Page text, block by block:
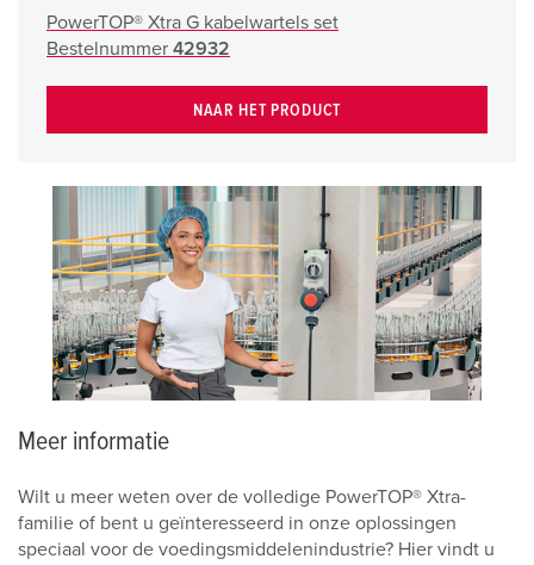
PowerTOP® Xtra G kabelwartels set
Bestelnummer 42932
NAAR HET PRODUCT
Meer informatie
Wilt u meer weten over de volledige PowerTOP® Xtra-
familie of bent u geïnteresseerd in onze oplossingen
speciaal voor de voedingsmiddelenindustrie? Hier vindt u